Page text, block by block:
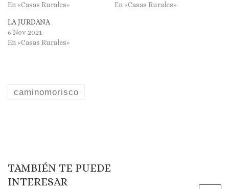
En «Casas Rurales»
En «Casas Rurales»
LA JURDANA
6 Nov 2021
En «Casas Rurales»
caminomorisco
TAMBIÉN TE PUEDE
INTERESAR